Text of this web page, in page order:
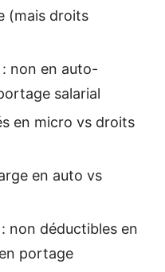
(mais droits
: non en auto-
salarial
en micro vs droits
en auto vs
: non déductibles en
portage